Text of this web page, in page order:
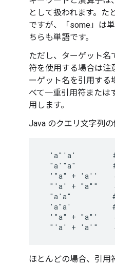
として扱われます。た
ですが、「some」は単
ちらも単語です。
ただし、ターゲット名
符を使用する場合は注
ーゲット名を引用する
べて一重引用符または
用します。
Java のクエリ文字列の
'a"'a'
"a'"a"
'"a" + 'a''
"'a' + "a""
"a'a"
'a"a'
'"a" + "a"'
ほとんどの場合、引用